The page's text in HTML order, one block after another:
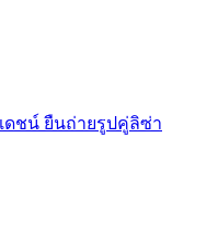
ชน์ ยืนถ่ายรูปคู่ลิซ่า